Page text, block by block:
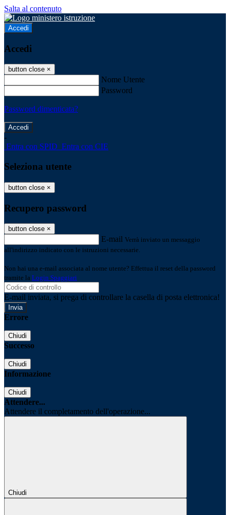
Salta al contenuto
Accedi
Accedi
button close ×
Nome Utente
Password
Password dimenticata?
-
Entra con SPID Entra con CIE
Seleziona utente
button close ×
Recupero password
button close ×
E-mail Verrà inviato un messaggio
all'indirizzo indicato con le istruzioni necessarie.
Non hai una e-mail associata al nome utente? Effettua il reset della password
tramite la Login Spaggiari
E-mail inviata, si prega di controllare la casella di posta elettronica!
Errore
Chiudi
Successo
Chiudi
Informazione
Chiudi
Attendere...
Attendere il completamento dell'operazione...
Chiudi